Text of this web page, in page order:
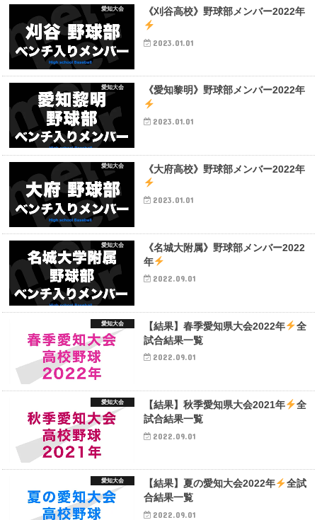
愛知大会 《刈谷高校》野球部メンバー2022年
2023.01.01
愛知大会 《愛知黎明》野球部メンバー2022年
2023.01.01
愛知大会 《大府高校》野球部メンバー2022年
2023.01.01
愛知大会
《名城大附属》野球部メンバー2022
年
2022.09.01
愛知大会 【結果】春季愛知県大会2022年
全
試合結果一覧
2022.09.01
愛知大会 【結果】秋季愛知県大会2021年
全
試合結果一覧
2022.09.01
愛知大会 【結果】夏の愛知大会2022年
全試
合結果一覧
2022.09.01